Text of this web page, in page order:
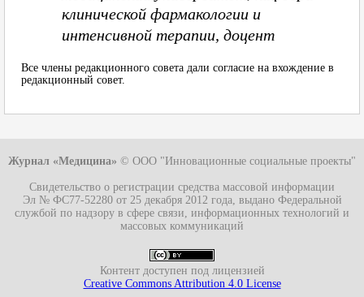
клинической фармакологии и
интенсивной терапии, доцент
Все члены редакционного совета дали согласие на вхождение в
редакционный совет.
Журнал «Медицина» © ООО "Инновационные социальные проекты"
Свидетельство о регистрации средства массовой информации
Эл № ФС77-52280от 25 декабря 2012 года, выдано Федеральной
службой по надзору в сфере связи, информационных технологий и
массовых коммуникаций
Контент доступен под лицензией
Creative Commons Attribution 4.0 License